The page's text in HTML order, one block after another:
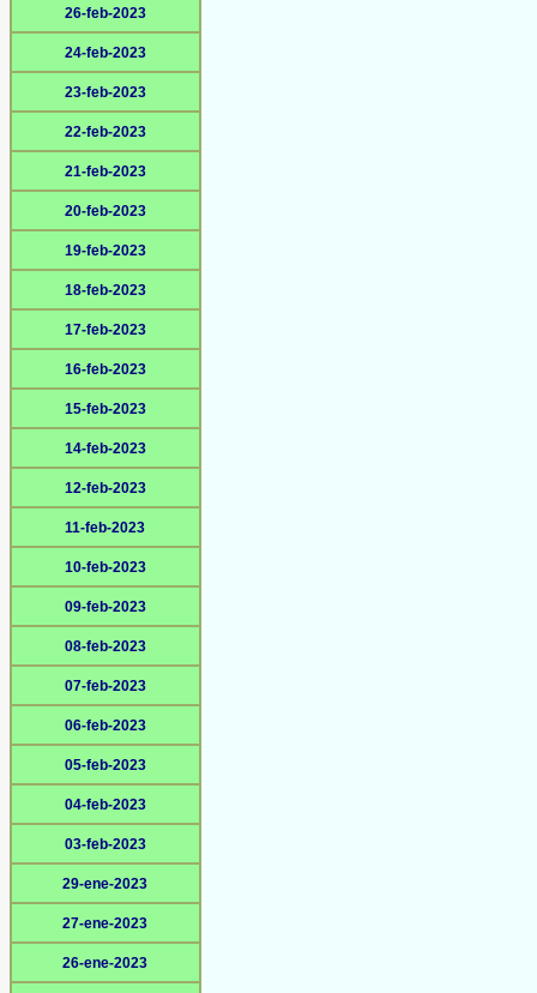
26-feb-2023
24-feb-2023
23-feb-2023
22-feb-2023
21-feb-2023
20-feb-2023
19-feb-2023
18-feb-2023
17-feb-2023
16-feb-2023
15-feb-2023
14-feb-2023
12-feb-2023
11-feb-2023
10-feb-2023
09-feb-2023
08-feb-2023
07-feb-2023
06-feb-2023
05-feb-2023
04-feb-2023
03-feb-2023
29-ene-2023
27-ene-2023
26-ene-2023